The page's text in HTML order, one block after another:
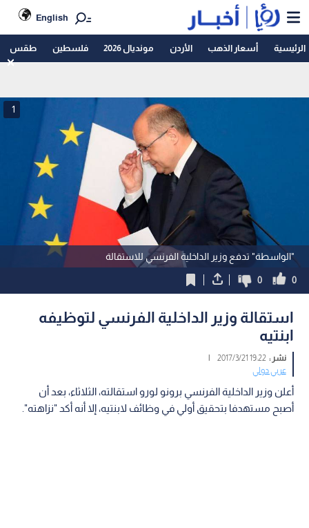
English
الرئيسية أسعار الذهب الأردن مونديال 2026 فلسطين طقس
"الواسطة" تدفع وزير الداخلية الفرنسي للاستقالة
1
0
0
استقالة وزير الداخلية الفرنسي لتوظيفه
ابنتيه
نشر :19:22 2017/3/21
|
عربي دولي
أعلن وزير الداخلية الفرنسي برونو لورو استقالته، الثلاثاء، بعد أن
أصبح مستهدفا بتحقيق أولي في وظائف لابنتيه، إلا أنه أكد "نزاهته".